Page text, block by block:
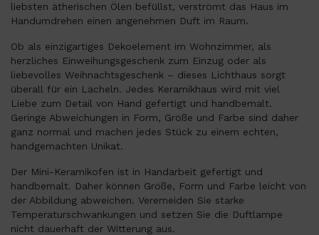
liebsten ätherischen Ölen befüllst, verströmt das Haus im
Handumdrehen einen angenehmen Duft im Raum.
Ob als einzigartiges Dekoelement im Wohnzimmer, als
herzliches Einweihungsgeschenk zum Einzug oder als
liebevolles Weihnachtsgeschenk – dieses Lichthaus sorgt
überall für ein Lächeln. Jedes Keramikhaus wird mit viel
Liebe zum Detail von Hand gefertigt und handbemalt.
Geringe Abweichungen in Form, Größe und Farbe sind daher
ganz normal und machen jedes Stück zu einem echten,
handgemachten Unikat.
Der Mini-Keramikofen ist in Handarbeit gefertigt und
handbemalt. Daher können Größe, Form und Farbe leicht von
der Abbildung abweichen. Veremeiden Sie starke
Temperaturschwankungen und setzen Sie die Duftlampe
nicht dauerhaft der Witterung aus.